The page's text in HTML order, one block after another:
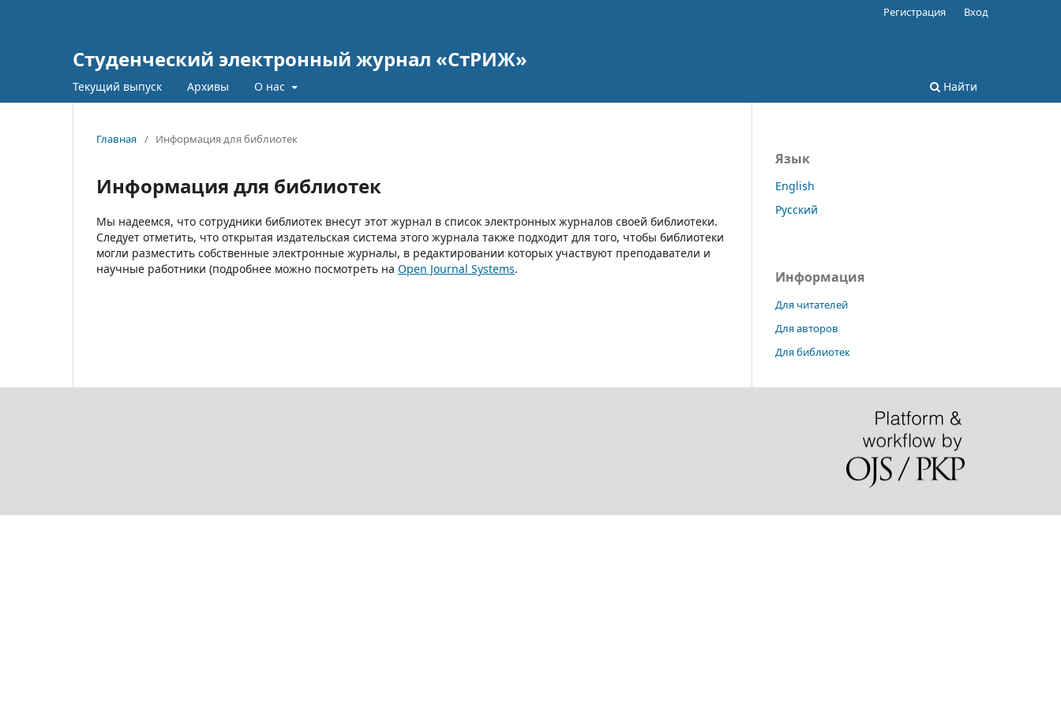
Студенческий электронный журнал «СтРИЖ»
Текущий выпуск Архивы О нас Найти
Регистрация Вход
Главная / Информация для библиотек
Информация для библиотек
Мы надеемся, что сотрудники библиотек внесут этот журнал в список электронных журналов своей библиотеки.
Следует отметить, что открытая издательская система этого журнала также подходит для того, чтобы библиотеки
могли разместить собственные электронные журналы, в редактировании которых участвуют преподаватели и
научные работники (подробнее можно посмотреть на Open Journal Systems.
Язык
English
Русский
Информация
Для читателей
Для авторов
Для библиотек